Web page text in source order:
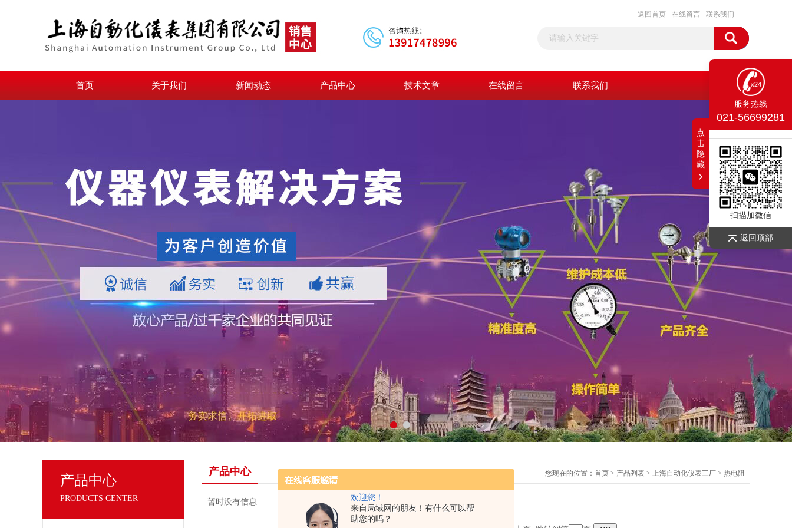
欢迎您！
来自局域网的朋友！有什么可以帮
助您的吗？
返回首页 在线留言 联系我们
首页 关于我们 新闻动态 产品中心 技术文章 在线留言 联系我们
产品中心
PRODUCTS CENTER
产品中心 您现在的位置： 首页 > 产品列表 > 上海自动化仪表三厂 > 热电阻
暂时没有信息
服务热线
021-56699281
扫描加微信
返回顶部
点
击
隐
藏